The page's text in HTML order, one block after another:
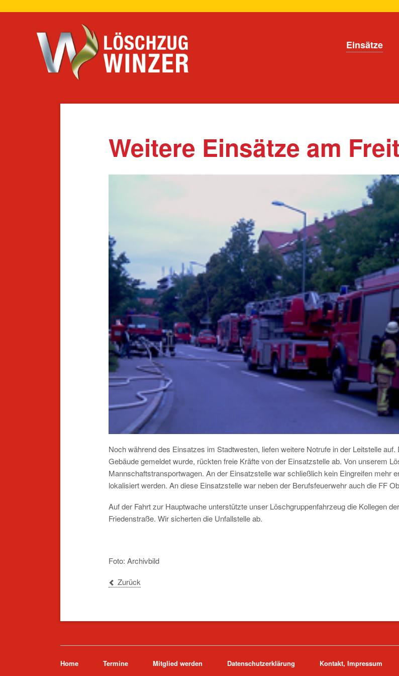
Navigation
überspringen
Einsätze
Weitere Einsätze am
Noch während des Einsatzes im Stadtwesten, liefen weitere Notrufe in der Leitstelle
Gebäude gemeldet wurde, rückten freie Kräfte von der Einsatzstelle ab. Von unserem
Mannschaftstransportwagen. An der Einsatzstelle war schließlich kein Eingreifen mehr
lokalisiert werden. An diese Einsatzstelle war neben der Berufsfeuerwehr auch die FF
Auf der Fahrt zur Hauptwache unterstützte unser Löschgruppenfahrzeug die Kollegen
Friedenstraße. Wir sicherten die Unfallstelle ab.
Foto: Archivbild
Zurück
Navigation
Home Termine Mitglied werden Datenschutzerklärung Kontakt, Impressum